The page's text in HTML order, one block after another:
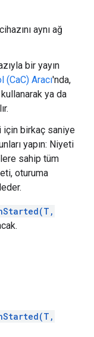
aynı ağ
bir yayın
(CaC) Aracı'nda,
ya da
için birkaç saniye
yapın: Niyeti
sahip tüm
oturuma